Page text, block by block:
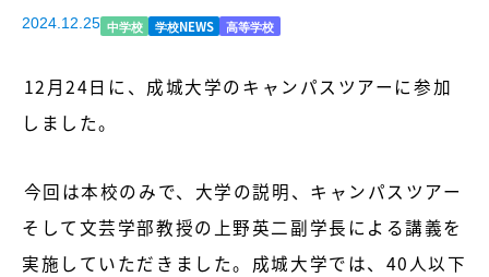
2024.12.25 中学校 学校NEWS 高等学校
12月24日に、成城大学のキャンパスツアーに参加
しました。
今回は本校のみで、大学の説明、キャンパスツアー
そして文芸学部教授の上野英二副学長による講義を
実施していただきました。成城大学では、40人以下